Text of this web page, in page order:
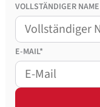
VOLLSTÄNDIGER NAME
E-MAIL*